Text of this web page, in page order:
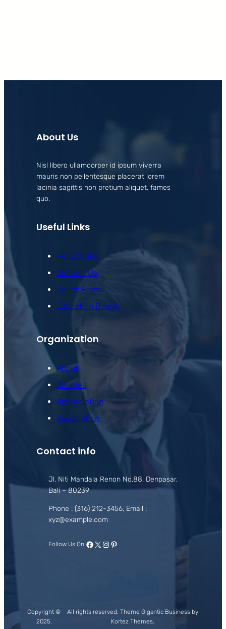
About Us
Nisl libero ullamcorper id ipsum viverra
mauris non pellentesque placerat lorem
lacinia sagittis non pretium aliquet, fames
quo.
Useful Links
Help Center
Contact Us
Online Form
Education Board
Organization
About
Courses
Appreciation
Association
Contact info
Jl. Niti Mandala Renon No.88, Denpasar,
Bali – 80239
Phone : (316) 212-3456, Email :
xyz@example.com
Follow Us On:Facebook
X Instagram
Pinterest
Copyright ©
2025.
All rights reserved. Theme Gigantic Business by
Kortez Themes.